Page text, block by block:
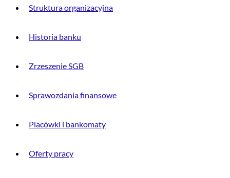
Struktura organizacyjna
Historia banku
Zrzeszenie SGB
Sprawozdania finansowe
Placówki i bankomaty
Oferty pracy